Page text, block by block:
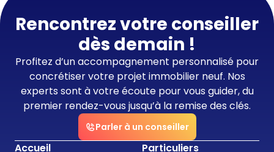
Rencontrez votre conseiller
dès demain !
Profitez d’un accompagnement personnalisé pour
concrétiser votre projet immobilier neuf. Nos
experts sont à votre écoute pour vous guider, du
premier rendez-vous jusqu’à la remise des clés.
Parler à un conseiller
Accueil Particuliers